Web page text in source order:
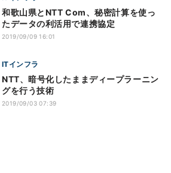
和歌山県とNTT Com、秘密計算を使っ
たデータの利活用で連携協定
2019/09/09 16:01
ITインフラ
NTT、暗号化したままディープラーニン
グを行う技術
2019/09/03 07:39